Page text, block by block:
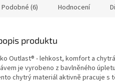
Podobné (6) Hodnocení
produktu
Outlast® - lehkost, komfort a
je vyrobeno z bavlněného
chytrý materiál aktivně pracuje s